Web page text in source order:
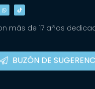
más de 17 años
BUZÓN DE